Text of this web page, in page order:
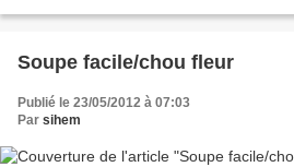
Soupe facile/chou fleur
Publié le 23/05/2012 à 07:03
Par sihem